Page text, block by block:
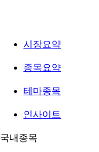
시장요약
종목요약
테마종목
인사이트
국내종목